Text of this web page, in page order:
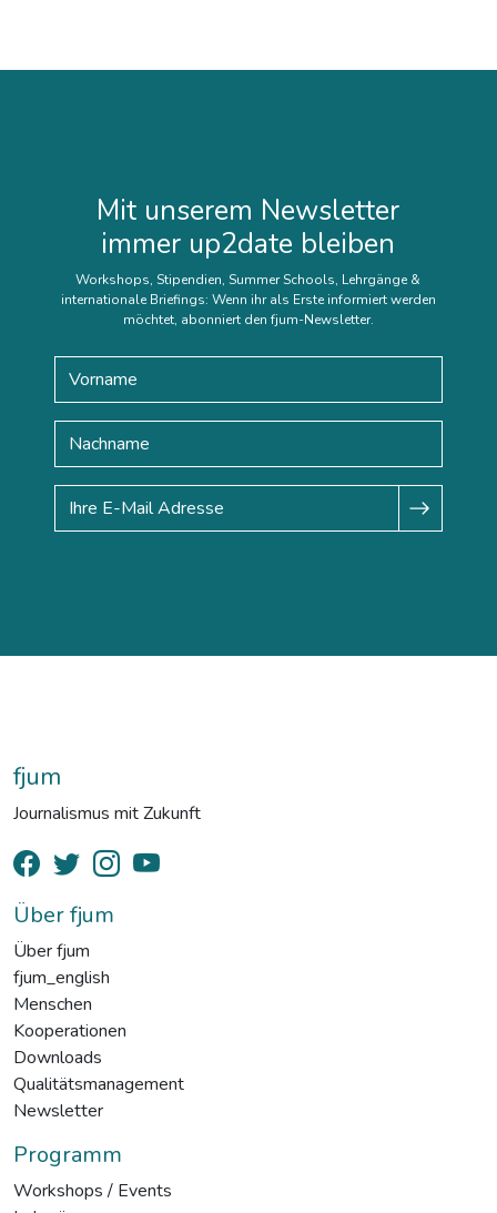
Mit unserem Newsletter
immer up2date bleiben
Workshops, Stipendien, Summer Schools, Lehrgänge &
internationale Briefings: Wenn ihr als Erste informiert werden
möchtet, abonniert den fjum-Newsletter.
fjum
Journalismus mit Zukunft
Über fjum
Über fjum
fjum_english
Menschen
Kooperationen
Downloads
Qualitätsmanagement
Newsletter
Programm
Workshops / Events